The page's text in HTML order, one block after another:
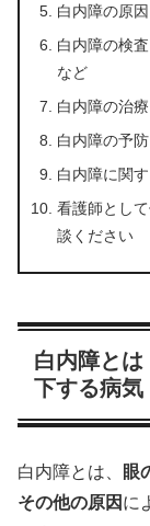
白内障の原
白内障の検
など
白内障の治
白内障の予
白内障に関
看護師とし
談ください
白内障と
下する病気
白内障とは、 眼
その他の原因 に